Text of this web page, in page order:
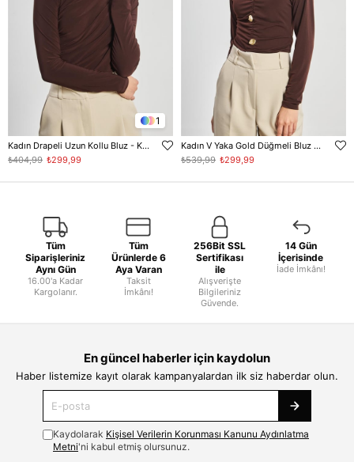
1
Kadın Drapeli Uzun Kollu Bluz - Kahve
₺299,99
₺404,99
Kadın V Yaka Gold Düğmeli Bluz - Kahve
₺299,99
₺539,99
Tüm
Siparişleriniz
Aynı Gün
16.00'a Kadar
Kargolanır.
Tüm
Ürünlerde 6
Aya Varan
Taksit
İmkânı!
256Bit SSL
Sertifikası
ile
Alışverişte
Bilgileriniz
Güvende.
14 Gün
İçerisinde
İade İmkânı!
En güncel haberler için kaydolun
Haber listemize kayıt olarak kampanyalardan ilk siz haberdar olun.
Kaydolarak Kişisel Verilerin Korunması Kanunu Aydınlatma
Metni'ni kabul etmiş olursunuz.